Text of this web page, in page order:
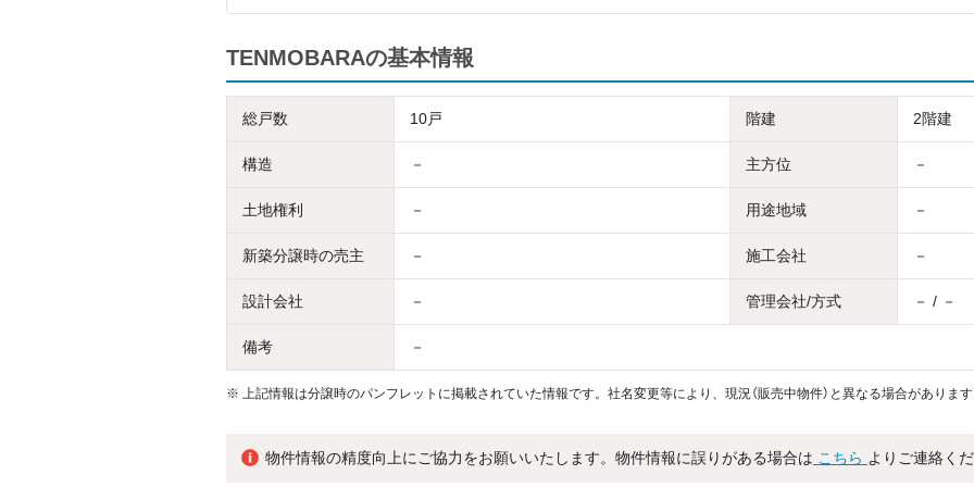
TENMOBARAの基本情報
総戸数 10戸 階建 2階建
構造 － 主方位 －
土地権利 － 用途地域 －
新築分譲時の売主 － 施工会社 －
設計会社 － 管理会社/方式 － / －
備考 －
※ 上記情報は分譲時のパンフレットに掲載されていた情報です。社名変更等により、現況（販売中物件）と異なる場合があります
物件情報の精度向上にご協力をお願いいたします。物件情報に誤りがある場合は こちら よりご連絡くだ